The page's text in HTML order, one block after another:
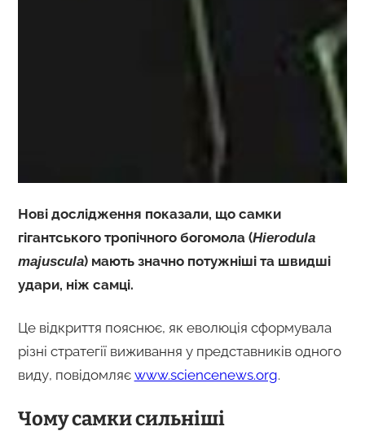
Нові дослідження показали, що самки
гігантського тропічного богомола (Hierodula
majuscula) мають значно потужніші та швидші
удари, ніж самці.
Це відкриття пояснює, як еволюція сформувала
різні стратегії виживання у представників одного
виду, повідомляє www.sciencenews.org.
Чому самки сильніші